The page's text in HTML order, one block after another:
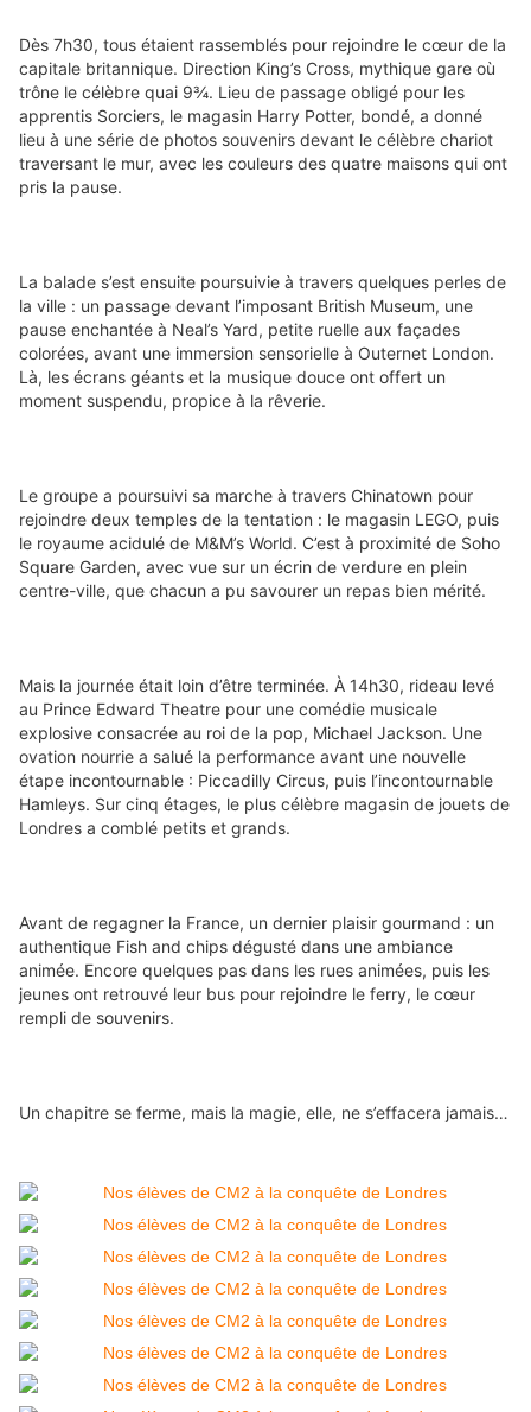
Dès 7h30, tous étaient rassemblés pour rejoindre le cœur de la
capitale britannique. Direction King’s Cross, mythique gare où
trône le célèbre quai 9¾. Lieu de passage obligé pour les
apprentis Sorciers, le magasin Harry Potter, bondé, a donné
lieu à une série de photos souvenirs devant le célèbre chariot
traversant le mur, avec les couleurs des quatre maisons qui ont
pris la pause.
La balade s’est ensuite poursuivie à travers quelques perles de
la ville : un passage devant l’imposant British Museum, une
pause enchantée à Neal’s Yard, petite ruelle aux façades
colorées, avant une immersion sensorielle à Outernet London.
Là, les écrans géants et la musique douce ont offert un
moment suspendu, propice à la rêverie.
Le groupe a poursuivi sa marche à travers Chinatown pour
rejoindre deux temples de la tentation : le magasin LEGO, puis
le royaume acidulé de M&M’s World. C’est à proximité de Soho
Square Garden, avec vue sur un écrin de verdure en plein
centre-ville, que chacun a pu savourer un repas bien mérité.
Mais la journée était loin d’être terminée. À 14h30, rideau levé
au Prince Edward Theatre pour une comédie musicale
explosive consacrée au roi de la pop, Michael Jackson. Une
ovation nourrie a salué la performance avant une nouvelle
étape incontournable : Piccadilly Circus, puis l’incontournable
Hamleys. Sur cinq étages, le plus célèbre magasin de jouets de
Londres a comblé petits et grands.
Avant de regagner la France, un dernier plaisir gourmand : un
authentique Fish and chips dégusté dans une ambiance
animée. Encore quelques pas dans les rues animées, puis les
jeunes ont retrouvé leur bus pour rejoindre le ferry, le cœur
rempli de souvenirs.
Un chapitre se ferme, mais la magie, elle, ne s’effacera jamais…